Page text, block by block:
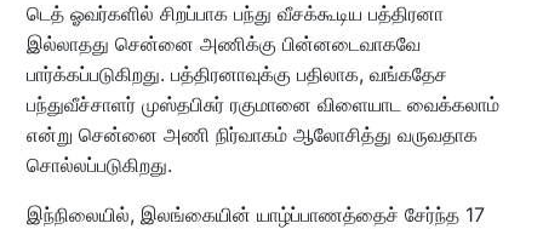
டெத் ஓவர்களில் சிறப்பாக பந்து வீசக்கூடிய பத்திரனா
இல்லாதது சென்னை அணிக்கு பின்னடைவாகவே
பார்க்கப்படுகிறது. பத்திரனாவுக்கு பதிலாக, வங்கதேச
பந்துவீச்சாளர் முஸ்தபிசுர் ரகுமானை விளையாட வைக்கலாம்
என்று சென்னை அணி நிர்வாகம் ஆலோசித்து வருவதாக
சொல்லப்படுகிறது.
இந்நிலையில், இலங்கையின் யாழ்ப்பாணத்தைச் சேர்ந்த 17